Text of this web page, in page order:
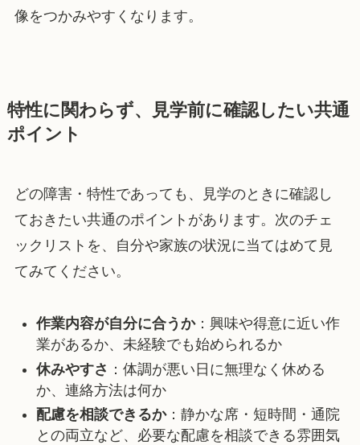
像をつかみやすくなります。
特性に関わらず、見学前に確認したい共通
ポイント
どの障害・特性であっても、見学のときに確認し
ておきたい共通のポイントがあります。次のチェ
ックリストを、自分や家族の状況に当てはめて見
てみてください。
作業内容が自分に合うか：興味や得意に近い作
業があるか、未経験でも始められるか
休みやすさ ：体調が悪い日に無理なく休める
か、連絡方法は何か
配慮を相談できるか：静かな席・短時間・通院
との両立など、必要な配慮を相談できる雰囲気